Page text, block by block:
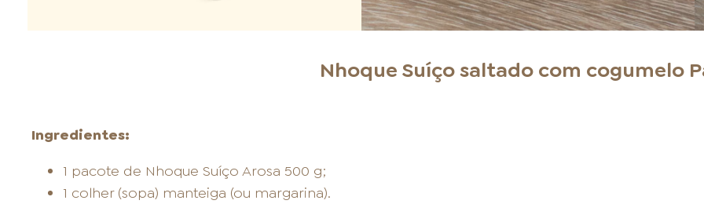
Nhoque Suíço saltado com cogumelo
Ingredientes:
1 pacote de Nhoque Suíço Arosa 500 g;
1 colher (sopa) manteiga (ou margarina).